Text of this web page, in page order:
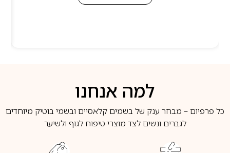
למה אנחנו
כל פרפיום – מבחר ענק של בשמים קלאסיים ובשמי בוטיק מיוחדים
לגברים ונשים לצד מוצרי טיפוח לגוף ולשיער